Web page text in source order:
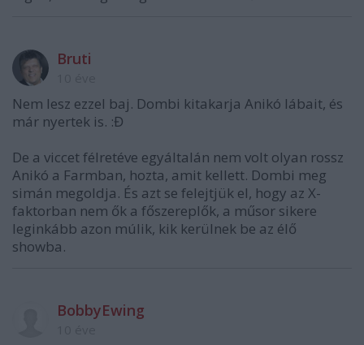
Bruti
Nem lesz ezzel baj. Dombi kitakarja Anikó lábait, és
már nyertek is. :Đ
De a viccet félretéve egyáltalán nem volt olyan rossz
Anikó a Farmban, hozta, amit kellett. Dombi meg
simán megoldja. És azt se felejtjük el, hogy az X-
faktorban nem ők a főszereplők, a műsor sikere
leginkább azon múlik, kik kerülnek be az élő
showba.
BobbyEwing